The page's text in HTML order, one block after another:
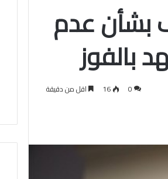
بشأن عدم
بالفوز
0
16 اقل من دقيقة